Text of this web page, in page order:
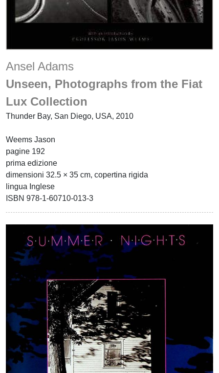
Ansel Adams
Unseen, Photographs from the Fiat
Lux Collection
Thunder Bay, San Diego, USA, 2010
Weems Jason
pagine 192
prima edizione
dimensioni 32.5 × 35 cm, copertina rigida
lingua Inglese
ISBN 978-1-60710-013-3